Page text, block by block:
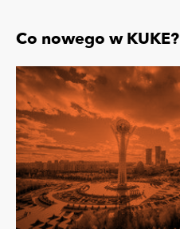
Co nowego w KUKE?